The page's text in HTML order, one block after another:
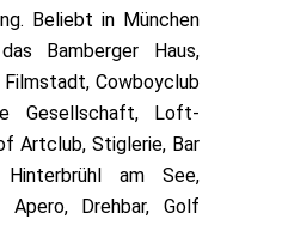
Beliebt in München
Bamberger Haus,
Filmstadt, Cowboyclub
Gesellschaft, Loft-
Artclub, Stiglerie, Bar
am See,
Apero, Drehbar, Golf